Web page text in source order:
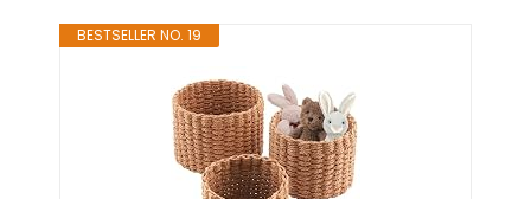
BESTSELLER NO. 19